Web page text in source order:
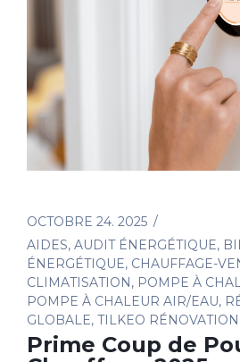
OCTOBRE 24. 2025
AIDES, AUDIT ÉNERGÉTIQUE,
ÉNERGÉTIQUE, CHAUFFAGE-
CLIMATISATION , POMPE À
POMPE À CHALEUR AIR/EAU,
GLOBALE, TILKEO RÉNOVATION
Prime Coup de